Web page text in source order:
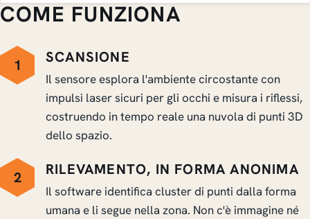
COME FUNZIONA
1 SCANSIONE
Il sensore esplora l'ambiente circostante con
impulsi laser sicuri per gli occhi e misura i riflessi,
costruendo in tempo reale una nuvola di punti 3D
dello spazio.
2 RILEVAMENTO, IN FORMA ANONIMA
Il software identifica cluster di punti dalla forma
umana e li segue nella zona. Non c'è immagine né